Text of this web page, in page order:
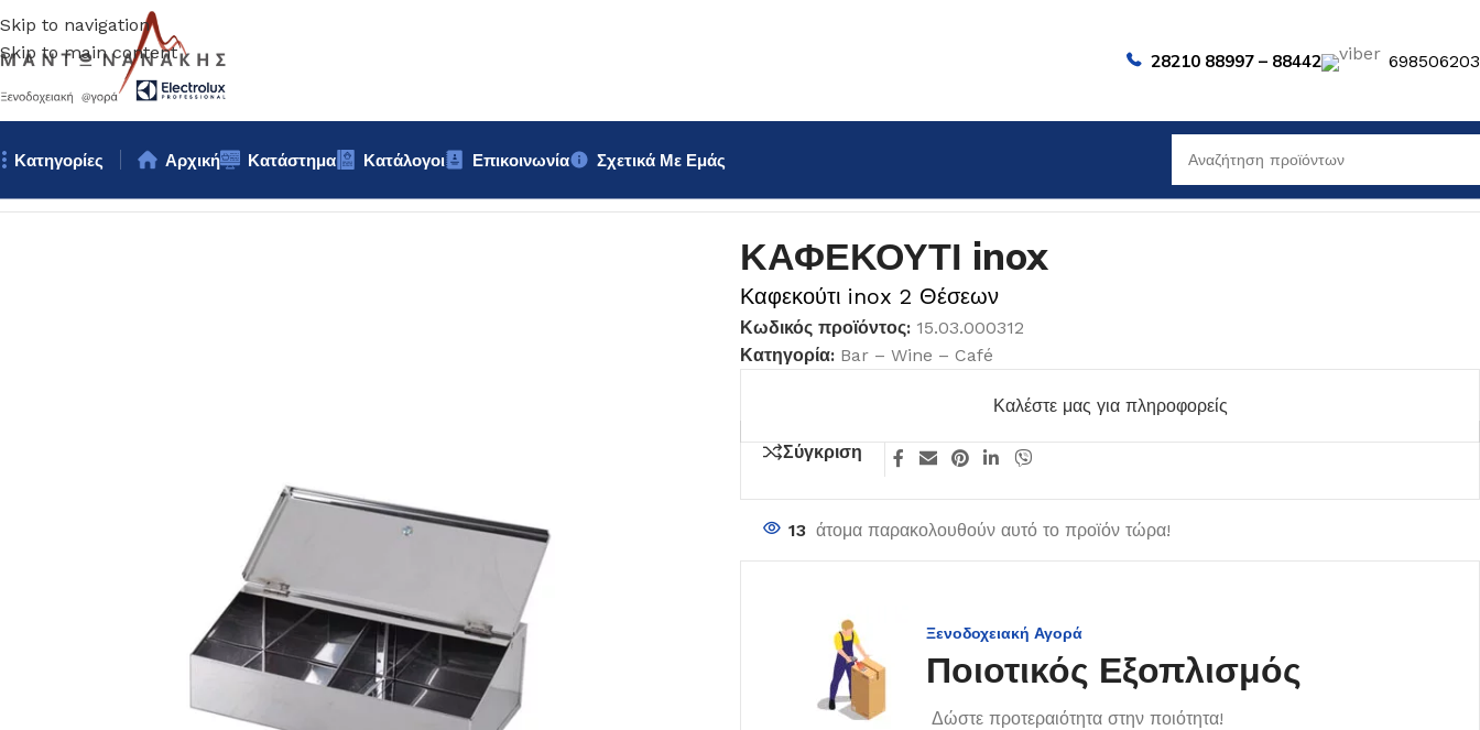
Skip to navigation
Skip to main content
28210 88997 – 88442
Κατηγορίες Αρχική Κατάστημα Κατάλογοι Επικοινωνία
Σχετικά Με Εμάς
ΚΑΦΕΚΟΥΤΙ inox
Καφεκούτι inox 2 Θέσεων
Κωδικός προϊόντος: 15.03.000312
Κατηγορία: Bar – Wine – Café
Καλέστε μας για πληροφορείς
Σύγκριση
13 άτομα παρακολουθούν αυτό το προϊόν τώρα!
Ξενοδοχειακή Αγορά
Ποιοτικός Εξοπλισμός
Δώστε προτεραιότητα στην ποιότητα!